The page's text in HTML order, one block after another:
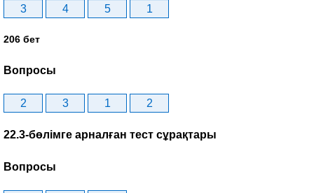
3
4 5 1
206 бет
Вопросы
2 3 1 2
22.3-бөлімге арналған тест сұрақтары
Вопросы